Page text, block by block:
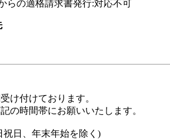
らの適格請求書発行:対応不可
け付けております。
の時間帯にお願いいたします。
祝日、年末年始を除く)